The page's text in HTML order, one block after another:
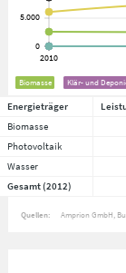
Biomasse Klär- und
Energieträger
Biomasse
Photovoltaik
Wasser
Gesamt (2012)
Quellen: Amprion GmbH